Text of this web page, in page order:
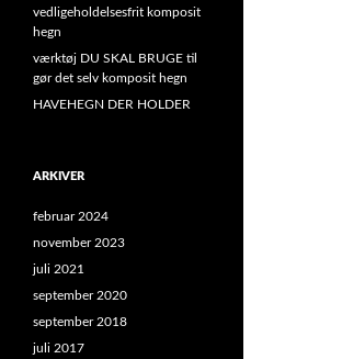
vedligeholdelsesfrit komposit
hegn
værktøj DU SKAL BRUGE til
gør det selv komposit hegn
HAVEHEGN DER HOLDER
ARKIVER
februar 2024
november 2023
juli 2021
september 2020
september 2018
juli 2017